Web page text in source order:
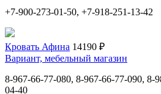
+7-900-273-01-50, +7-918-251-13-42
Кровать Афина 14190 ₽
Вариант, мебельный магазин
8-967-66-77-080, 8-967-66-77-090, 8-
04-40